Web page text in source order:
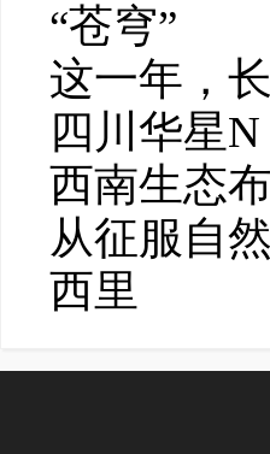
“苍穹”
这一年，
四川华星
西南生态
从征服自
西里